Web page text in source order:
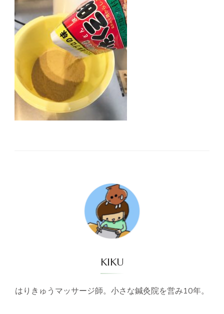
KIKU
はりきゅうマッサージ師。小さな鍼灸院を営み10年。